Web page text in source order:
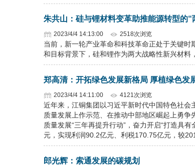
朱共山：硅与锂材料变革助推能源转型的“
2023/4/4 14:13:00 2518次浏览
当前，新一轮产业革命和科技革命正处于关键
和目标背景下，硅和锂作为两大战略性新兴材
郑高清：开拓绿色发展新格局 厚植绿色发
2023/4/4 14:11:00 4121次浏览
近年来，江铜集团以习近平新时代中国特色社
质量发展上作示范、在推动中部地区崛起上勇争
质量发展“三年再提升行动”，奋力开启“打造具
元，实现利润90.2亿元、利税170.75亿元，较
郎光辉：索通发展的碳规划